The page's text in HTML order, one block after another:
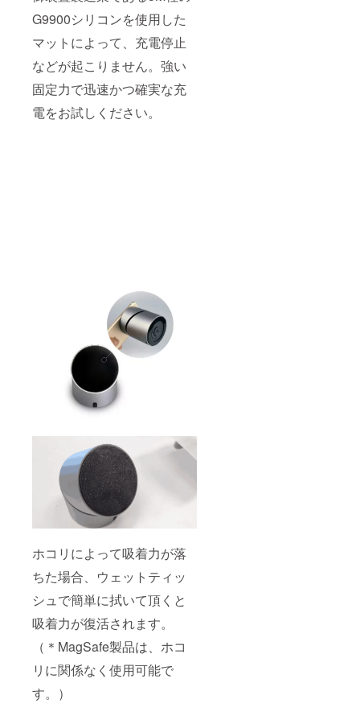
G9900シリコンを使用した
マットによって、充電停止
などが起こりません。強い
固定力で迅速かつ確実な充
電をお試しください。
ホコリによって吸着力が落
ちた場合、ウェットティッ
シュで簡単に拭いて頂くと
吸着力が復活されます。
（＊MagSafe製品は、ホコ
リに関係なく使用可能で
す。）